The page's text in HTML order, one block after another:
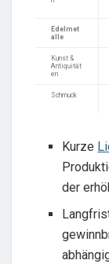
Edelmet
alle
Kunst &
Antiquität
en
Schmuck
Kurze
der